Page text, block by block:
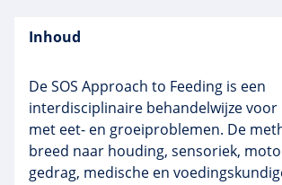
Inhoud
De SOS Approach to Feeding is een
interdisciplinaire behandelwijze voor
met eet- en groeiproblemen. De
breed naar houding, sensoriek,
gedrag, medische en